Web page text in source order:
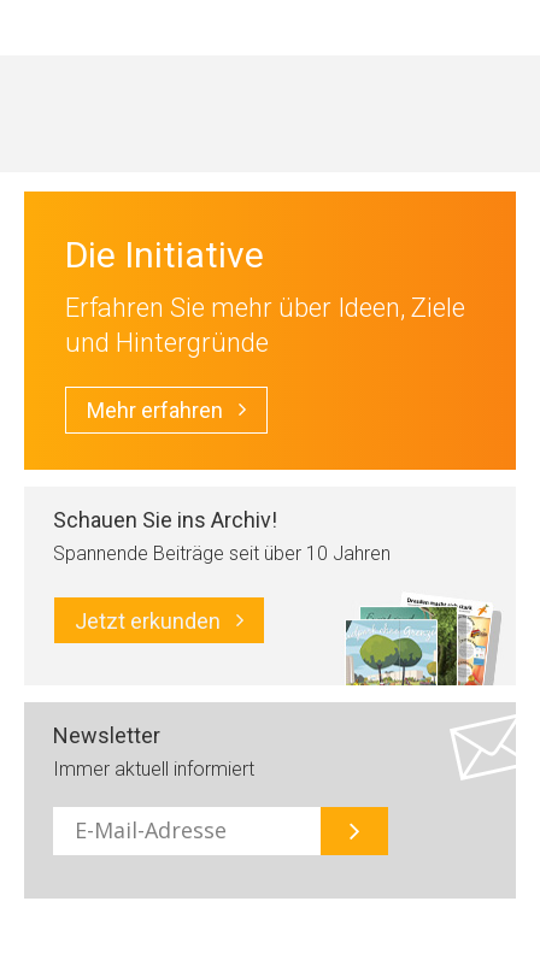
Die Initiative
Erfahren Sie mehr über Ideen, Ziele
und Hintergründe
Mehr erfahren
Schauen Sie ins Archiv!
Spannende Beiträge seit über 10 Jahren
Jetzt erkunden
Newsletter
Immer aktuell informiert
E-
Mail